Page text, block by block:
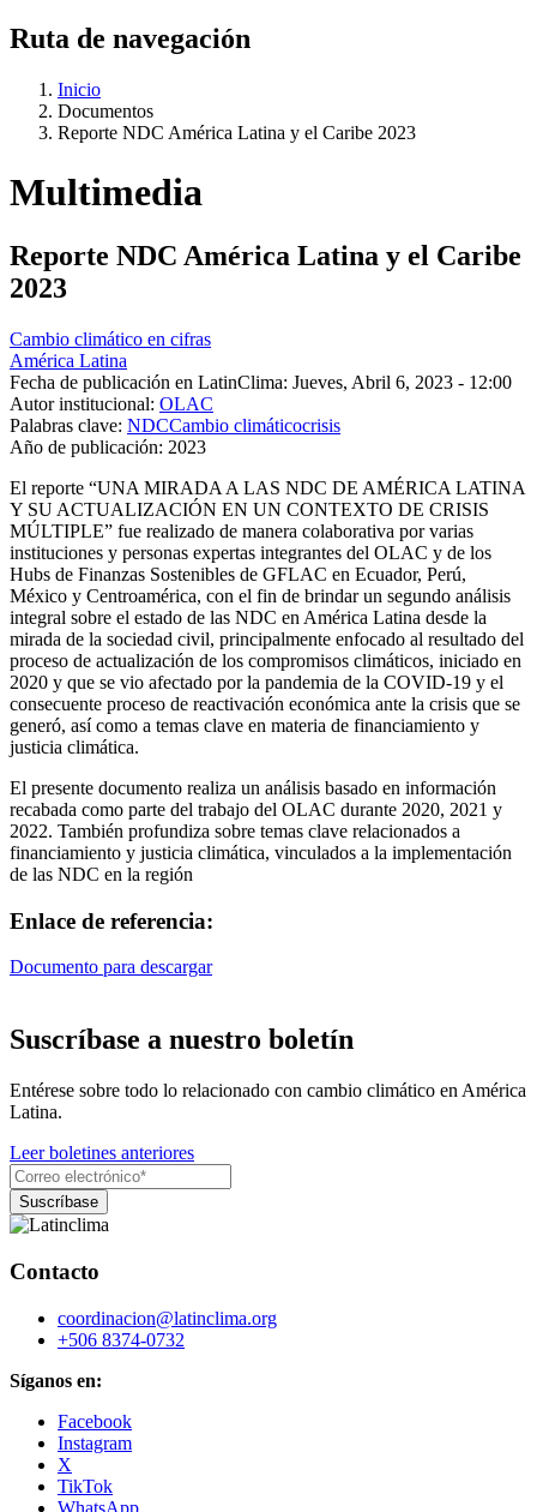
Ruta de navegación
Inicio
Documentos
Reporte NDC América Latina y el Caribe 2023
Multimedia
Reporte NDC América Latina y el Caribe
2023
Cambio climático en cifras
América Latina
Fecha de publicación en LatinClima: Jueves, Abril 6, 2023 - 12:00
Autor institucional: OLAC
Palabras clave: NDCCambio climáticocrisis
Año de publicación: 2023
El reporte “UNA MIRADA A LAS NDC DE AMÉRICA LATINA
Y SU ACTUALIZACIÓN EN UN CONTEXTO DE CRISIS
MÚLTIPLE” fue realizado de manera colaborativa por varias
instituciones y personas expertas integrantes del OLAC y de los
Hubs de Finanzas Sostenibles de GFLAC en Ecuador, Perú,
México y Centroamérica, con el fin de brindar un segundo análisis
integral sobre el estado de las NDC en América Latina desde la
mirada de la sociedad civil, principalmente enfocado al resultado del
proceso de actualización de los compromisos climáticos, iniciado en
2020 y que se vio afectado por la pandemia de la COVID-19 y el
consecuente proceso de reactivación económica ante la crisis que se
generó, así como a temas clave en materia de financiamiento y
justicia climática.
El presente documento realiza un análisis basado en información
recabada como parte del trabajo del OLAC durante 2020, 2021 y
2022. También profundiza sobre temas clave relacionados a
financiamiento y justicia climática, vinculados a la implementación
de las NDC en la región
Enlace de referencia:
Documento para descargar
Suscríbase a nuestro boletín
Entérese sobre todo lo relacionado con cambio climático en América
Latina.
Leer boletines anteriores
Contacto
coordinacion@latinclima.org
+506 8374-0732
Síganos en:
Facebook
Instagram
X
TikTok
WhatsApp